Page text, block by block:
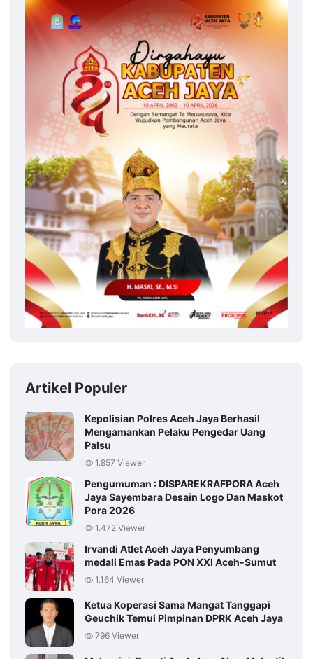
Artikel Populer
Kepolisian Polres Aceh Jaya Berhasil
Mengamankan Pelaku Pengedar Uang
Palsu
1.857 Viewer
Pengumuman : DISPAREKRAFPORA Aceh
Jaya Sayembara Desain Logo Dan Maskot
Pora 2026
1.472 Viewer
Irvandi Atlet Aceh Jaya Penyumbang
medali Emas Pada PON XXI Aceh-Sumut
1.164 Viewer
Ketua Koperasi Sama Mangat Tanggapi
Geuchik Temui Pimpinan DPRK Aceh Jaya
796 Viewer